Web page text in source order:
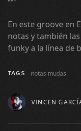
En este groove en
notas y también
funky a la línea de
TAGS notas mudas
VINCEN06:04